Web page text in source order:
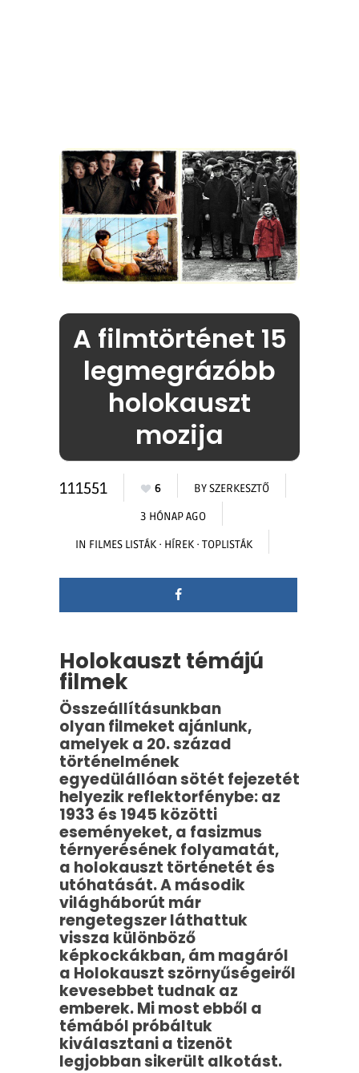
A filmtörténet 15
legmegrázóbb
holokauszt
mozija
111551 6 BYSZERKESZTŐ
3 HÓNAP AGO
IN FILMES LISTÁK · HÍREK · TOPLISTÁK
Holokauszt témájú
filmek
Összeállításunkban
olyan filmeket ajánlunk,
amelyek a 20. század
történelmének
egyedülállóan sötét fejezetét
helyezik reflektorfénybe: az
1933 és 1945 közötti
eseményeket, a fasizmus
térnyerésének folyamatát,
a holokauszt történetét és
utóhatását. A második
világháborút már
rengetegszer láthattuk
vissza különböző
képkockákban, ám magáról
a Holokauszt szörnyűségeiről
kevesebbet tudnak az
emberek. Mi most ebből a
témából próbáltuk
kiválasztani a tizenöt
legjobban sikerült alkotást.